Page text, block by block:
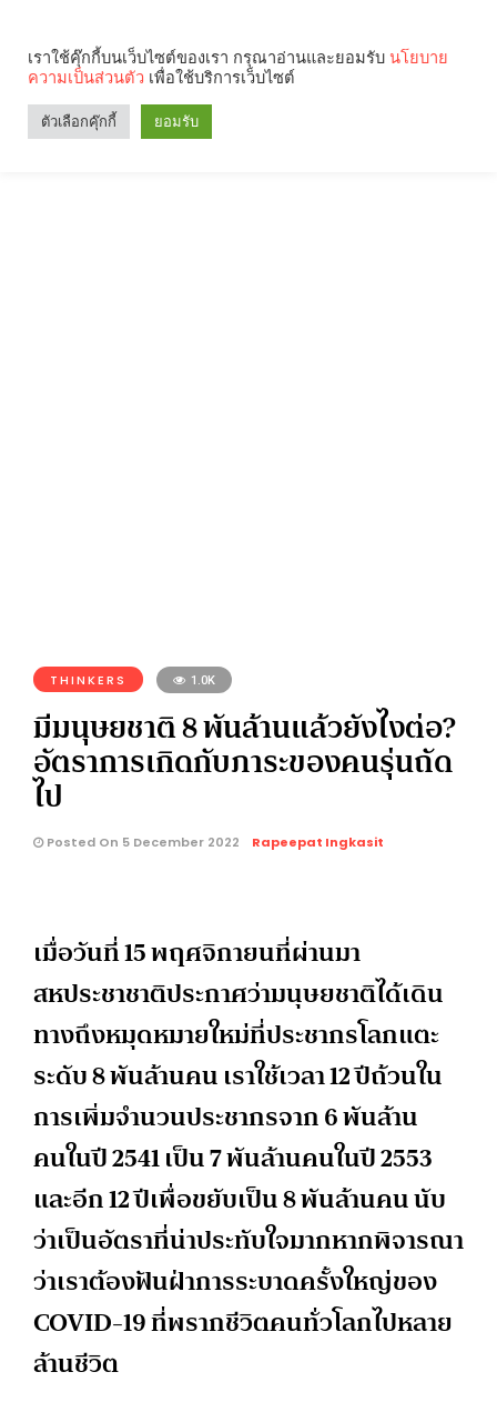
THINKERS 1.0K
มีมนุษยชาติ 8 พันล้านแล้วยังไงต่อ?
อัตราการเกิดกับภาระของคนรุ่นถัด
ไป
Posted On 5 December 2022 Rapeepat Ingkasit
เมื่อวันที่ 15 พฤศจิกายนที่ผ่านมา
สหประชาชาติประกาศว่ามนุษยชาติได้เดิน
ทางถึงหมุดหมายใหม่ที่ประชากรโลกแตะ
ระดับ 8 พันล้านคน เราใช้เวลา 12 ปีถ้วนใน
การเพิ่มจำนวนประชากรจาก 6 พันล้าน
คนในปี 2541 เป็น 7 พันล้านคนในปี 2553
และอีก 12 ปีเพื่อขยับเป็น 8 พันล้านคน นับ
ว่าเป็นอัตราที่น่าประทับใจมากหากพิจารณา
ว่าเราต้องฟันฝ่าการระบาดครั้งใหญ่ของ
COVID-19 ที่พรากชีวิตคนทั่วโลกไปหลาย
ล้านชีวิต
เราใช้คุ๊กกี้บนเว็บไซต์ของเรา กรุณาอ่านและยอมรับ นโยบาย
ความเป็นส่วนตัว เพื่อใช้บริการเว็บไซต์
ตัวเลือกคุ๊กกี้ ยอมรับ